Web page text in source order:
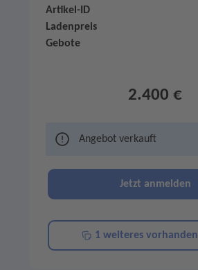
Artikel-ID
Ladenpreis
Gebote
2.400 €
Angebot verkauft
Jetzt anmelden
1 weiteres vorhanden